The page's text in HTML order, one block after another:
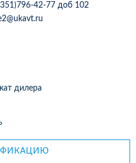
42-77 доб 102
дилера